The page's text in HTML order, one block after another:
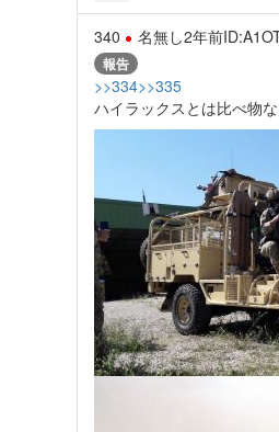
340 名無し2年前
報告
>>334>>335
ハイラックスとは比べ物な